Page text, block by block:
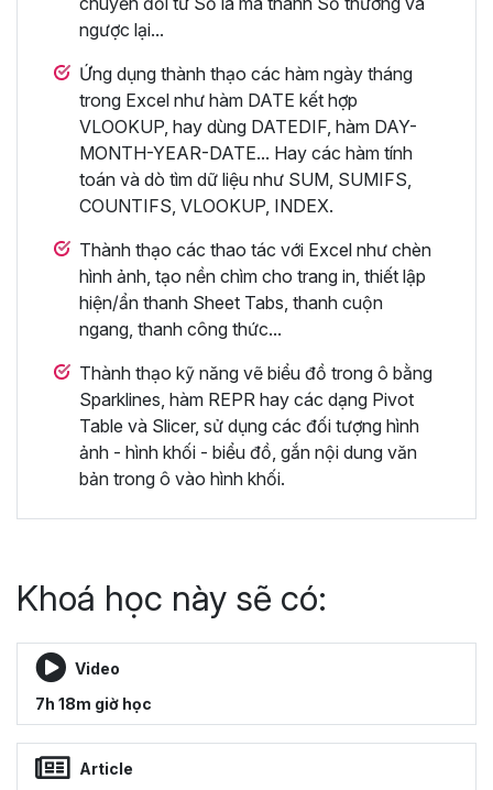
ngược lại...
Ứng dụng thành thạo các hàm ngày tháng
trong Excel như hàm DATE kết hợp
VLOOKUP, hay dùng DATEDIF, hàm DAY-
MONTH-YEAR-DATE... Hay các hàm tính
toán và dò tìm dữ liệu như SUM, SUMIFS,
COUNTIFS, VLOOKUP, INDEX.
Thành thạo các thao tác với Excel như chèn
hình ảnh, tạo nền chìm cho trang in, thiết lập
hiện/ẩn thanh Sheet Tabs, thanh cuộn
ngang, thanh công thức...
Thành thạo kỹ năng vẽ biểu đồ trong ô bằng
Sparklines, hàm REPR hay các dạng Pivot
Table và Slicer, sử dụng các đối tượng hình
ảnh - hình khối - biểu đồ, gắn nội dung văn
bản trong ô vào hình khối.
Khoá học này sẽ có:
Video
7h 18m giờ học
Article